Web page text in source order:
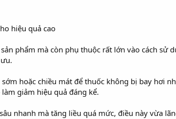
hiệu quả cao
phẩm mà còn phụ thuộc rất lớn vào cách sử
hoặc chiều mát để thuốc không bị bay hơi
giảm hiệu quả đáng kể.
nhanh mà tăng liều quá mức, điều này vừa